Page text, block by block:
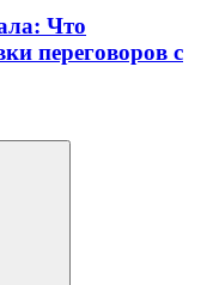
Что
переговоров с